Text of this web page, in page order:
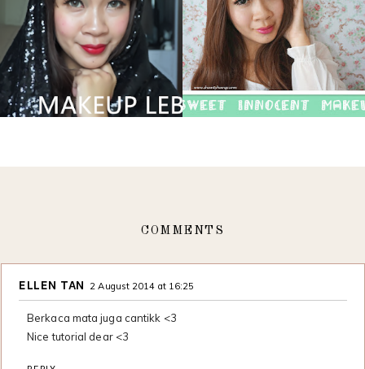
COMMENTS
ELLEN TAN 2 August 2014 at 16:25
Berkaca mata juga cantikk <3
Nice tutorial dear <3